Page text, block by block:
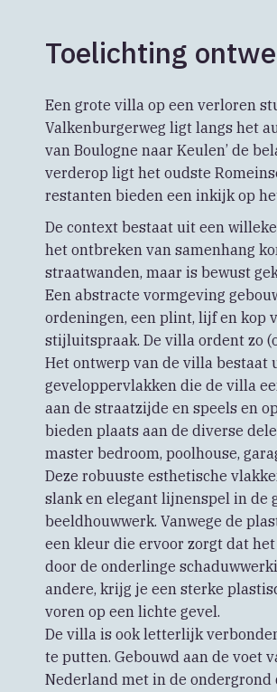
Toelichting
Een grote villa op een verloren
Valkenburgerweg ligt langs het
van Boulogne naar Keulen’ de
verderop ligt het oudste
restanten bieden een inkijk op
De context bestaat uit een
het ontbreken van samenhang
straatwanden, maar is bewust
Een abstracte vormgeving
ordeningen, een plint, lijf en kop
stijluitspraak. De villa ordent zo
Het ontwerp van de villa
geveloppervlakken die de villa
aan de straatzijde en speels en
bieden plaats aan de diverse
master bedroom, poolhouse,
Deze robuuste esthetische
slank en elegant lijnenspel in de
beeldhouwwerk. Vanwege de
een kleur die ervoor zorgt dat
door de onderlinge
andere, krijg je een sterke
voren op een lichte gevel.
De villa is ook letterlijk
te putten. Gebouwd aan de voet
Nederland met in de